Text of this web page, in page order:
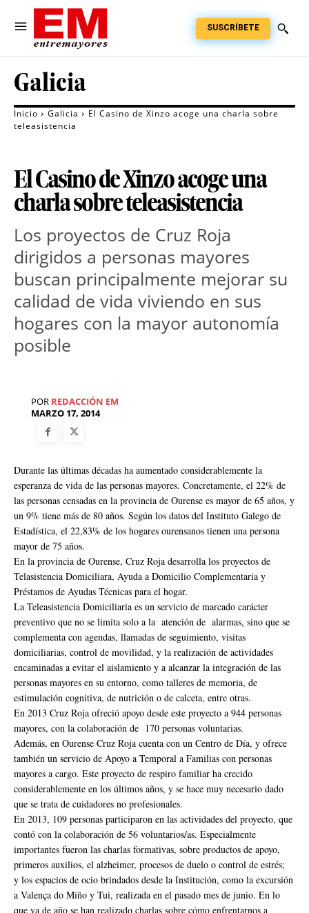
SUSCRÍBETE
Galicia
Inicio Galicia
El Casino de Xinzo acoge una charla sobre
teleasistencia
El Casino de Xinzo acoge una
charla sobre teleasistencia
Los proyectos de Cruz Roja
dirigidos a personas mayores
buscan principalmente mejorar su
calidad de vida viviendo en sus
hogares con la mayor autonomía
posible
POR REDACCIÓN EM
MARZO 17, 2014
Durante las últimas décadas ha aumentado considerablemente la
esperanza de vida de las personas mayores. Concretamente, el 22% de
las personas censadas en la provincia de Ourense es mayor de 65 años, y
un 9% tiene más de 80 años. Según los datos del Instituto Galego de
Estadística, el 22,83% de los hogares ourensanos tienen una persona
mayor de 75 años.
En la provincia de Ourense, Cruz Roja desarrolla los proyectos de
Telasistencia Domiciliara, Ayuda a Domicilio Complementaria y
Préstamos de Ayudas Técnicas para el hogar.
La Teleasistencia Domiciliaria es un servicio de marcado carácter
preventivo que no se limita solo a la atención de alarmas, sino que se
complementa con agendas, llamadas de seguimiento, visitas
domiciliarias, control de movilidad, y la realización de actividades
encaminadas a evitar el aislamiento y a alcanzar la integración de las
personas mayores en su entorno, como talleres de memoria, de
estimulación cognitiva, de nutrición o de calceta, entre otras.
En 2013 Cruz Roja ofreció apoyo desde este proyecto a 944 personas
mayores, con la colaboración de 170 personas voluntarias.
Además, en Ourense Cruz Roja cuenta con un Centro de Día, y ofrece
también un servicio de Apoyo a Temporal a Familias con personas
mayores a cargo. Este proyecto de respiro familiar ha crecido
considerablemente en los últimos años, y se hace muy necesario dado
que se trata de cuidadores no profesionales.
En 2013, 109 personas participaron en las actividades del proyecto, que
contó con la colaboración de 56 voluntarios/as. Especialmente
importantes fueron las charlas formativas, sobre productos de apoyo,
primeros auxilios, el alzheimer, procesos de duelo o control de estrés;
y los espacios de ocio brindados desde la Institución, como la excursión
a Valença do Miño y Tui, realizada en el pasado mes de junio. En lo
que va de año se han realizado charlas sobre cómo enfrentarnos a